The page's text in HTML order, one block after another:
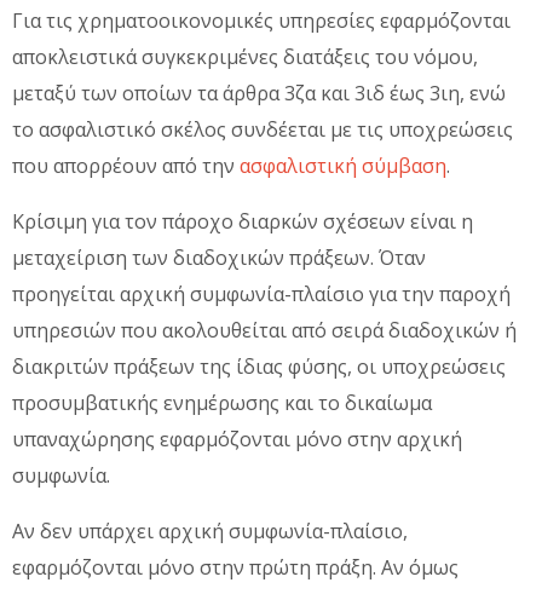
Για τις χρηματοοικονομικές υπηρεσίες εφαρμόζονται
αποκλειστικά συγκεκριμένες διατάξεις του νόμου,
μεταξύ των οποίων τα άρθρα 3ζα και 3ιδ έως 3ιη, ενώ
το ασφαλιστικό σκέλος συνδέεται με τις υποχρεώσεις
που απορρέουν από την ασφαλιστική σύμβαση.
Κρίσιμη για τον πάροχο διαρκών σχέσεων είναι η
μεταχείριση των διαδοχικών πράξεων. Όταν
προηγείται αρχική συμφωνία-πλαίσιο για την παροχή
υπηρεσιών που ακολουθείται από σειρά διαδοχικών ή
διακριτών πράξεων της ίδιας φύσης, οι υποχρεώσεις
προσυμβατικής ενημέρωσης και το δικαίωμα
υπαναχώρησης εφαρμόζονται μόνο στην αρχική
συμφωνία.
Αν δεν υπάρχει αρχική συμφωνία-πλαίσιο,
εφαρμόζονται μόνο στην πρώτη πράξη. Αν όμως